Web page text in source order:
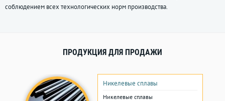
соблюдением всех технологических норм производства.
ПРОДУКЦИЯ ДЛЯ ПРОДАЖИ
Никелевые сплавы
Никелевые сплавы